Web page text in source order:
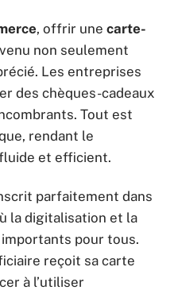
, offrir une carte-
non seulement
Les entreprises
des chèques-cadeaux
Tout est
rendant le
et efficient.
parfaitement dans
la digitalisation et la
pour tous.
reçoit sa carte
à l’utiliser